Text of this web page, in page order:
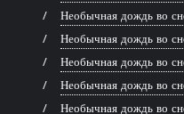
Необычная дождь во
Необычная дождь во
Необычная дождь во
Необычная дождь во
Необычная дождь во